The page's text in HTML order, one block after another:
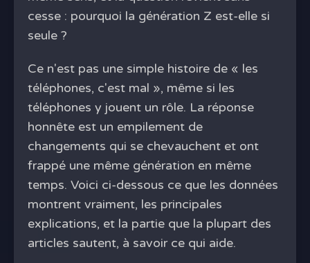
cesse : pourquoi la génération Z est-elle si
seule ?
Ce n'est pas une simple histoire de « les
téléphones, c'est mal », même si les
téléphones y jouent un rôle. La réponse
honnête est un empilement de
changements qui se chevauchent et ont
frappé une même génération en même
temps. Voici ci-dessous ce que les données
montrent vraiment, les principales
explications, et la partie que la plupart des
articles sautent, à savoir ce qui aide.